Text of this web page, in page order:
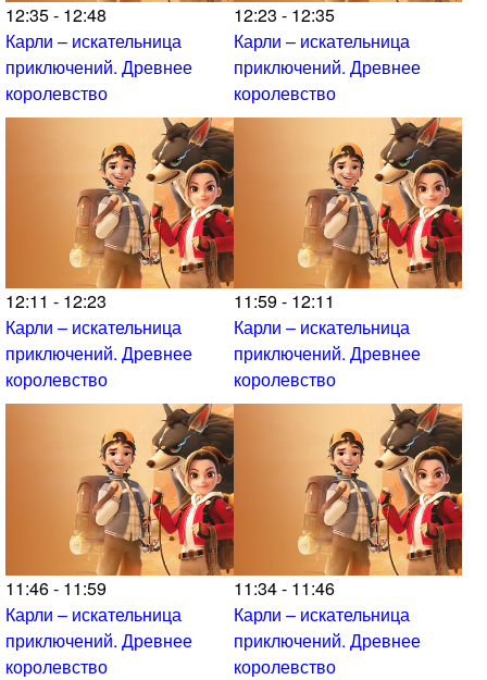
12:35 - 12:48
Карли – искательница
приключений. Древнее
королевство
12:23 - 12:35
Карли – искательница
приключений. Древнее
королевство
12:11 - 12:23
Карли – искательница
приключений. Древнее
королевство
11:59 - 12:11
Карли – искательница
приключений. Древнее
королевство
11:46 - 11:59
Карли – искательница
приключений. Древнее
королевство
11:34 - 11:46
Карли – искательница
приключений. Древнее
королевство